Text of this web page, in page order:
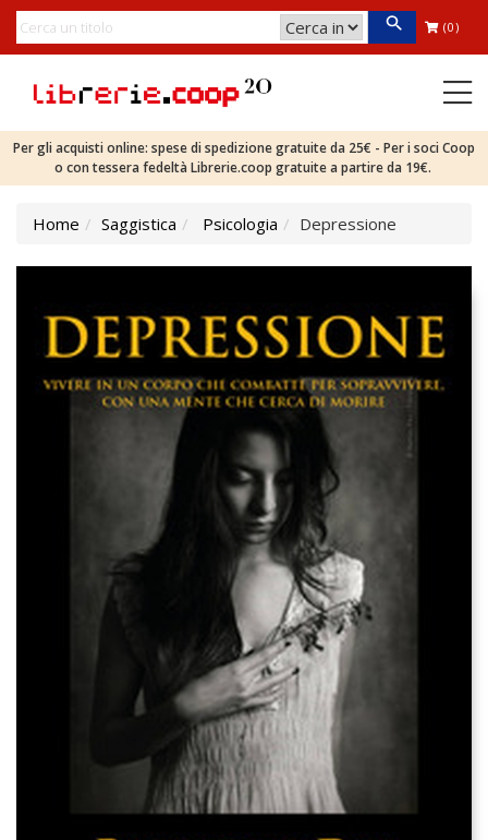
(0)
Per gli acquisti online: spese di spedizione gratuite da 25€ - Per i soci Coop
o con tessera fedeltà Librerie.coop gratuite a partire da 19€.
Home Saggistica Psicologia Depressione